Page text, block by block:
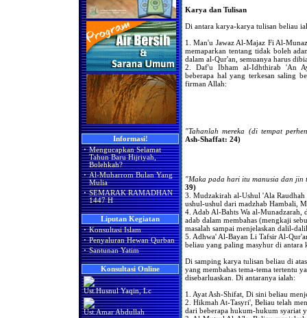
Informasi!
· Mengucapkan Selamat
Tahun Baru Hijriyah,
Bolehkah?
· Al-Muharrom Bulan Yang
Mulia
· SEMARAK RAMADHAN
1447 H
Liputan Kegiatan
· Konsultasi Islam
· Penyaluran Hewan Qurban
· Santunan Yatim
Konsultasi Online
Ust.Husnul Yaqin, Lc
Ust.Amar Abdullah
Karya dan Tulisan
Di antara karya-karya tulisan beliau
1. Man'u Jawaz Al-Majaz Fi Al-
memaparkan tentang tidak boleh
dalam al-Qur'an, semuanya harus
2. Daf'u Ibham al-Idhthirab 'An
beberapa hal yang terkesan saling
firman Allah:
"Tahanlah mereka (di tempat
Ash-Shaffat: 24)
"Maka pada hari itu manusia dan jin
39)
3. Mudzakirah al-Ushul 'Ala
ushul-ushul dari madzhab Hambali,
4. Adab Al-Bahts Wa al-Munadzarah,
adab dalam membahas (mengkaji
masalah sampai menjelaskan dalil-
5. Adhwa' Al-Bayan Li Tafsir Al-
beliau yang paling masyhur di antara
Di samping karya tulisan beliau di
yang membahas tema-tema tertentu
disebarluaskan. Di antaranya ialah:
1. Ayat Ash-Shifat, Di sini beliau
2. Hikmah At-Tasyri', Beliau telah
dari beberapa hukum-hukum syariat